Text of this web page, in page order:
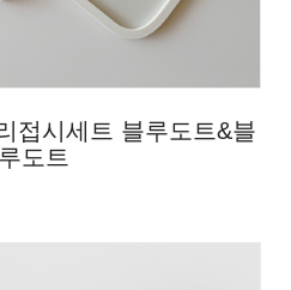
접시세트 블루도트&블
루도트